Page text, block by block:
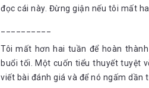
đọc cái này. Đừng giận nếu tôi mất
Tôi mất hơn hai tuần để hoàn
buổi tối. Một cuốn tiểu thuyết tuyệt
viết bài đánh giá và để nó ngấm dần